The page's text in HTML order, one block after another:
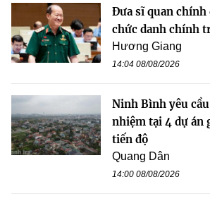
Đưa sĩ quan chính
chức danh chính
Hương Giang
14:04 08/08/2026
Ninh Bình yêu
nhiệm tại 4 dự án
tiến độ
Quang Dân
14:00 08/08/2026